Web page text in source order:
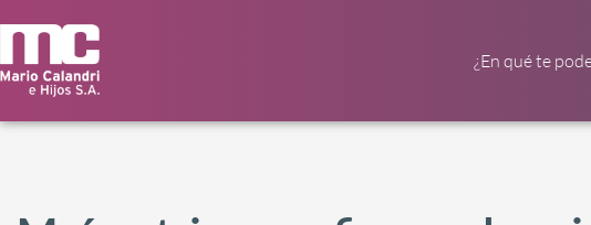
¿En qué te